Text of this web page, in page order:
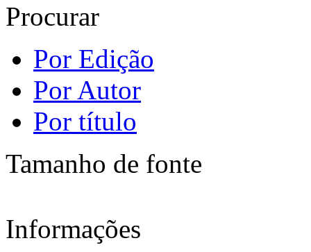
Procurar
Por Edição
Por Autor
Por título
Tamanho de fonte
Informações